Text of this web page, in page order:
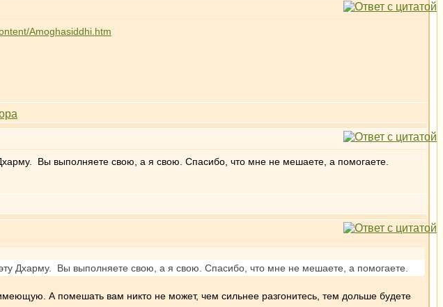
Amoghasiddhi.htm
Вы выполняете свою, а я свою. Спасибо, что мне не мешаете, а помогаете.
Дхарму. Вы выполняете свою, а я свою. Спасибо, что мне не мешаете, а помогаете.
А помешать вам никто не может, чем сильнее разгонитесь, тем дольше будете